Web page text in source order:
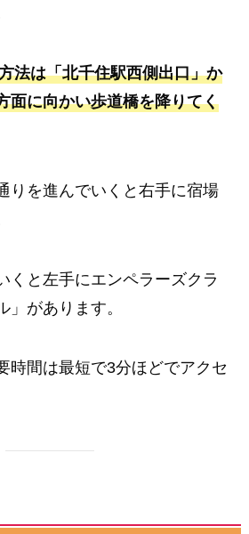
法は「北千住駅西側出口」か
面に向かい歩道橋を降りてく
りを進んでいくと右手に宿場
くと左手にエンペラーズクラ
」があります。
時間は最短で3分ほどでアクセ